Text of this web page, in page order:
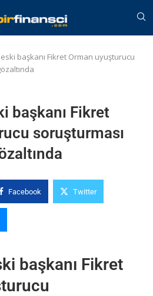
eski başkanı Fikret Orman uyuşturucu
başkanı Fikret
soruşturması
Facebook Twitter
başkanı Fikret